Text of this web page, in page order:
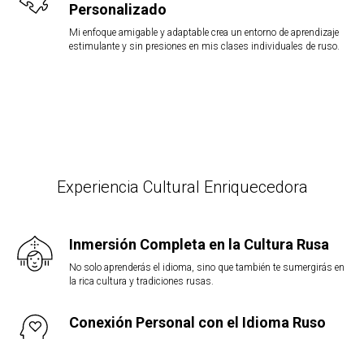
Personalizado
Mi enfoque amigable y adaptable crea un entorno de aprendizaje
estimulante y sin presiones en mis clases individuales de ruso.
Experiencia Cultural Enriquecedora
Inmersión Completa en la Cultura Rusa
No solo aprenderás el idioma, sino que también te sumergirás en
la rica cultura y tradiciones rusas.
Conexión Personal con el Idioma Ruso